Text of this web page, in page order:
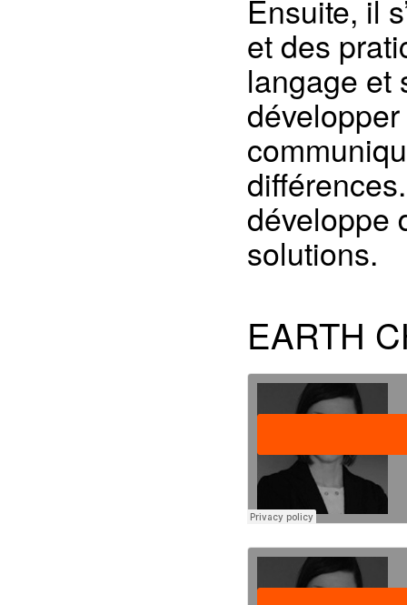
Ensuite, il
et des
langage et
développe
solutions.
EARTH